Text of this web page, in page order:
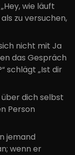
wie läuft
zu versuchen,
nicht mit Ja
das Gespräch
schlägt „Ist dir
über dich selbst
Person
jemand
wenn er